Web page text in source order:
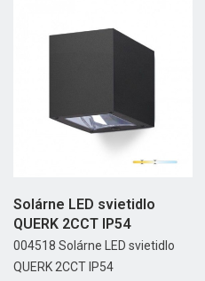
Solárne LED svietidlo
QUERK 2CCT IP54
004518 Solárne LED svietidlo
QUERK 2CCT IP54